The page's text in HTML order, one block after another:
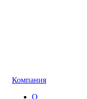
Компания
О